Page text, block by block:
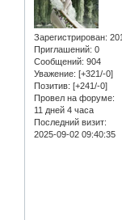
Зарегистрирован:
Приглашений: 0
Сообщений: 904
Уважение: [+321/-0]
Позитив: [+241/-0]
Провел на форуме:
11 дней 4 часа
Последний визит:
2025-09-02 09:40:35